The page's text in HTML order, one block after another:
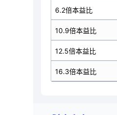
6.2倍本益比
10.9倍本益比
12.5倍本益比
16.3倍本益比
9.49
16.68
19.13
24.94